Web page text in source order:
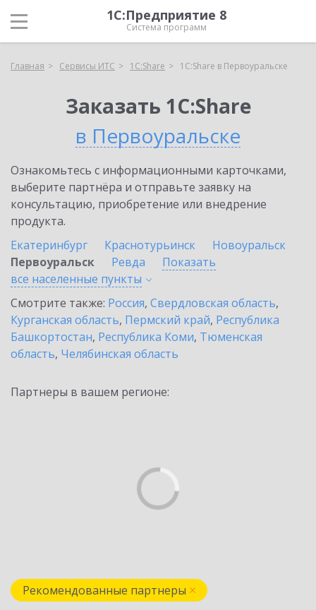
1С:Предприятие 8
Система программ
Главная Сервисы ИТС 1С:Share 1С:Share в Первоуральске
Заказать 1С:Share
в Первоуральске
Ознакомьтесь с информационными карточками,
выберите партнёра и отправьте заявку на
консультацию, приобретение или внедрение
продукта.
Екатеринбург
Краснотурьинск
Новоуральск
Первоуральск
Ревда
Показать
все населенные пункты
Смотрите также: Россия, Свердловская область,
Курганская область, Пермский край, Республика
Башкортостан, Республика Коми, Тюменская
область, Челябинская область
Партнеры в вашем регионе:
Рекомендованные партнеры